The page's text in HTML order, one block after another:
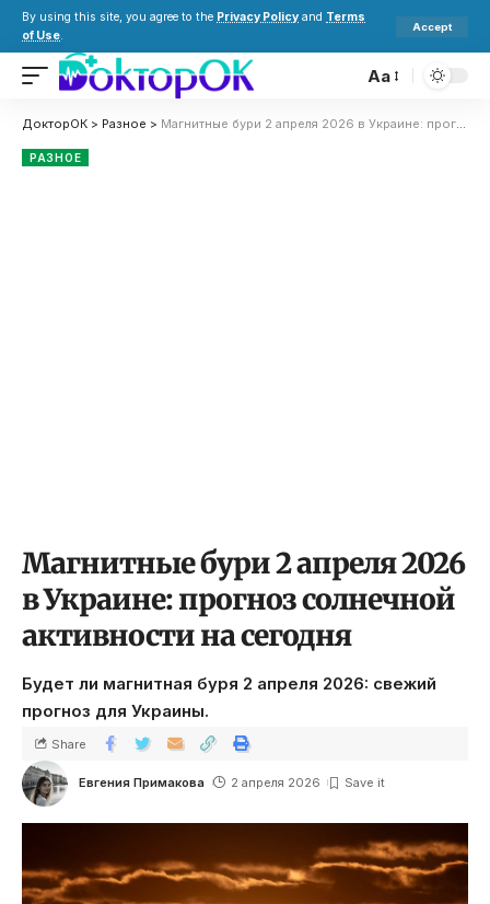
By using this site, you agree to the Privacy Policy and Terms
of Use.
Accept
Aa
ДокторОК > Разное > Магнитные бури 2 апреля 2026 в Украине: прогноз солнечной активности на сегодня
РАЗНОЕ
Магнитные бури 2 апреля 2026
в Украине: прогноз солнечной
активности на сегодня
Будет ли магнитная буря 2 апреля 2026: свежий
прогноз для Украины.
Евгения Примакова 2 апреля 2026
Share